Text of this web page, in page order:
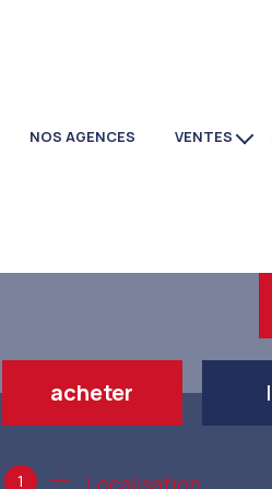
NOS AGENCES VENTES
acheter
de l'ancien
1 Localisation